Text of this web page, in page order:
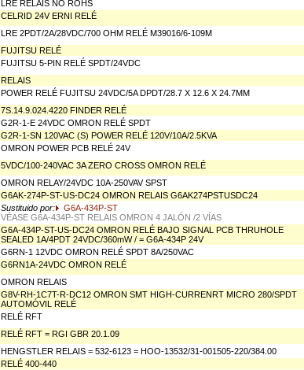
LRE RELAIS NO ROHS
CELRID 24V ERNI RELÉ
LRE 2PDT/2A/28VDC/700 OHM RELÉ M39016/6-109M
FUJITSU RELÉ
FUJITSU 5-PIN RELÉ SPDT/24VDC
RELAIS
POWER RELÉ FUJITSU 24VDC/5A DPDT/28.7 X 12.6 X 24.7MM
7S.14.9.024.4220 FINDER RELÉ
G2R-1-E 24VDC OMRON RELÉ SPDT
G2R-1-SN 120VAC (S) POWER RELÉ 120V/10A/2.5KVA
OMRON POWER PCB RELÉ 24V
5VDC/100-240VAC 3A ZERO CROSS OMRON RELÉ
OMRON RELAY/24VDC 10A-250VAV SPST
G6AK-274P-ST-US-DC24 OMRON RELAIS G6AK274PSTUSDC24
Sustituido por:
G6A-434P-ST
VÉASE G6A-434P-ST RELAIS OMRON 4 JALÓN /2 VÍAS
G6A-434P-ST-US-DC24 OMRON RELÉ BAJO SIGNAL PCB THRUHOLE
SEALED 1A/4PDT 24VDC/360mW / = G6A-434P 24V
G6RN-1 12VDC OMRON RELÉ SPDT 8A/250VAC
G6RN1A-24VDC OMRON RELÉ
OMRON RELAIS
G8V-RH-1C7T-R-DC12 OMRON SMT HIGH-CURRENRT MICRO 280/SPDT
AUTOMÓVIL RELÉ
RELÉ RFT
RELÉ RFT = RGI GBR 20.1.09
HENGSTLER RELAIS = 532-6123 = HOO-13532/31-001505-220/384.00
RELÉ 400-440